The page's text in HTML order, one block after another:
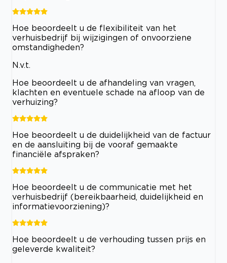
Hoe beoordeelt u de flexibiliteit van het
verhuisbedrijf bij wijzigingen of onvoorziene
omstandigheden?
N.v.t.
Hoe beoordeelt u de afhandeling van vragen,
klachten en eventuele schade na afloop van de
verhuizing?
Hoe beoordeelt u de duidelijkheid van de factuur
en de aansluiting bij de vooraf gemaakte
financiële afspraken?
Hoe beoordeelt u de communicatie met het
verhuisbedrijf (bereikbaarheid, duidelijkheid en
informatievoorziening)?
Hoe beoordeelt u de verhouding tussen prijs en
geleverde kwaliteit?